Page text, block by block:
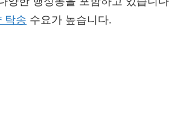
탁송 수요가 높습니다.